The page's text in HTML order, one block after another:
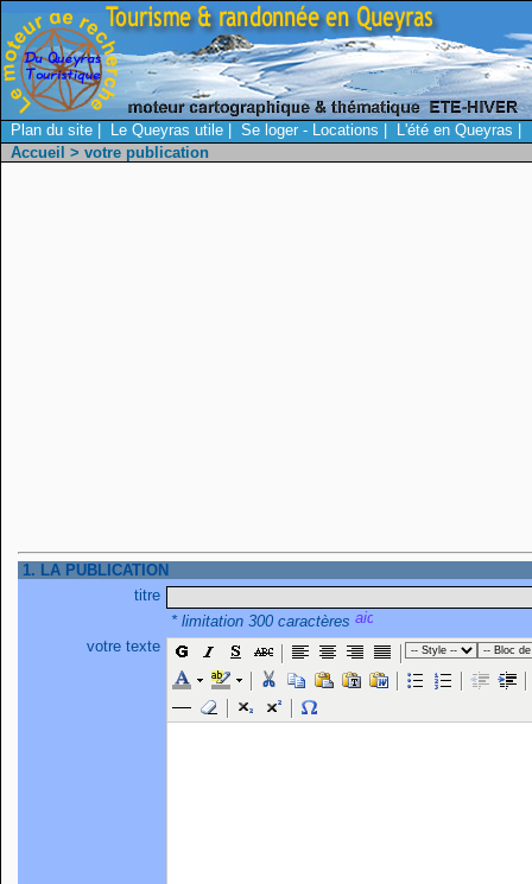
Plan du site| Le Queyras utile| Se loger - Locations L'été en Queyras
Accueil > votre publication
1. LA PUBLICATION
titre
* limitation 300 caractères
votre texte